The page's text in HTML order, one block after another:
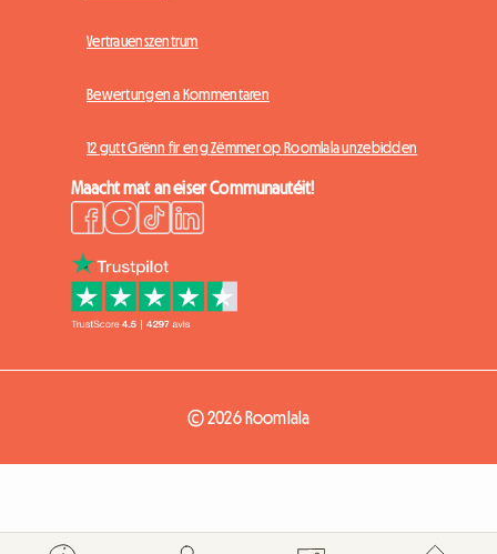
Vertrauenszentrum
Bewertungen a Kommentaren
12 gutt Grënn fir eng Zëmmer op Roomlala unzebidden
Maacht mat an eiser Communautéit!
© 2026 Roomlala